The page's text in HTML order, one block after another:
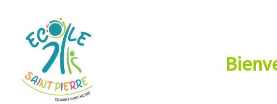
contenu